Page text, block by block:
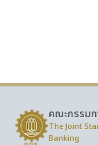
คณะกรรมก
The Joint
Banking